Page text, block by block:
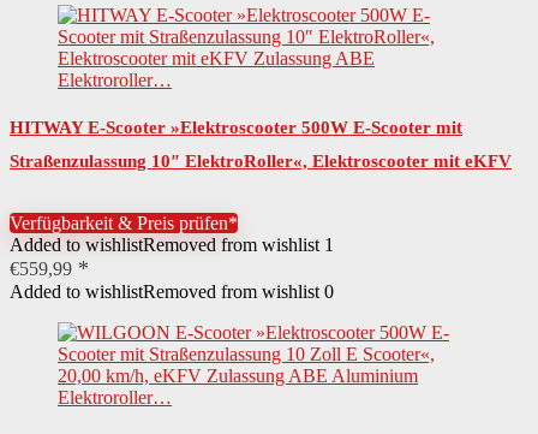
HITWAY E-Scooter »Elektroscooter 500W E-Scooter mit
Straßenzulassung 10″ ElektroRoller«, Elektroscooter mit eKFV
Verfügbarkeit & Preis prüfen*
Added to wishlistRemoved from wishlist 1
€559,99
Added to wishlistRemoved from wishlist 0